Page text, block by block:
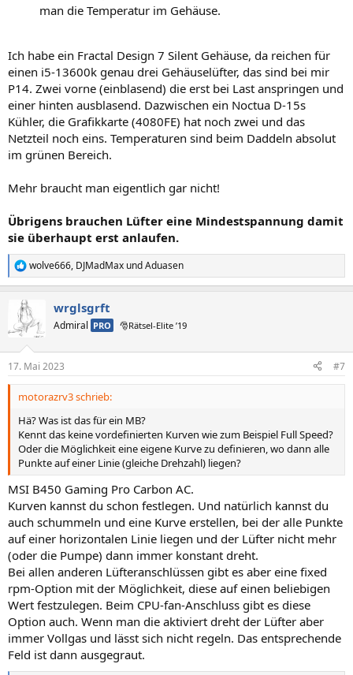
man die Temperatur im Gehäuse.
Ich habe ein Fractal Design 7 Silent Gehäuse, da reichen für
einen i5-13600k genau drei Gehäuselüfter, das sind bei mir
P14. Zwei vorne (einblasend) die erst bei Last anspringen und
einer hinten ausblasend. Dazwischen ein Noctua D-15s
Kühler, die Grafikkarte (4080FE) hat noch zwei und das
Netzteil noch eins. Temperaturen sind beim Daddeln absolut
im grünen Bereich.
Mehr braucht man eigentlich gar nicht!
Übrigens brauchen Lüfter eine Mindestspannung damit
sie überhaupt erst anlaufen.
R
e
t
i
e
n
wolve666, DJMadMax undAduasen
wrglsgrft
Admiral PRO 🎅Rätsel-Elite ’19
17. Mai 2023 #7
motorazrv3 schrieb:
Hä? Was ist das für ein MB?
Kennt das keine vordefinierten Kurven wie zum Beispiel Full Speed?
Oder die Möglichkeit eine eigene Kurve zu definieren, wo dann alle
Punkte auf einer Linie (gleiche Drehzahl) liegen?
MSI B450 Gaming Pro Carbon AC.
Kurven kannst du schon festlegen. Und natürlich kannst du
auch schummeln und eine Kurve erstellen, bei der alle Punkte
auf einer horizontalen Linie liegen und der Lüfter nicht mehr
(oder die Pumpe) dann immer konstant dreht.
Bei allen anderen Lüfteranschlüssen gibt es aber eine fixed
rpm-Option mit der Möglichkeit, diese auf einen beliebigen
Wert festzulegen. Beim CPU-fan-Anschluss gibt es diese
Option auch. Wenn man die aktiviert dreht der Lüfter aber
immer Vollgas und lässt sich nicht regeln. Das entsprechende
Feld ist dann ausgegraut.